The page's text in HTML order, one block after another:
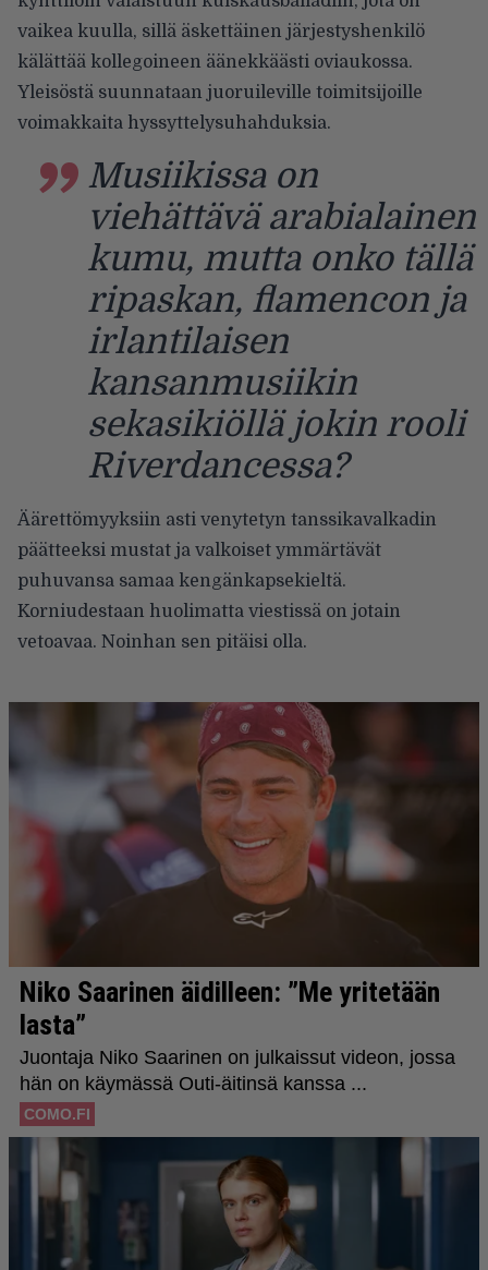
vaikea kuulla, sillä äskettäinen järjestyshenkilö
kälättää kollegoineen äänekkäästi oviaukossa.
Yleisöstä suunnataan juoruileville toimitsijoille
voimakkaita hyssyttelysuhahduksia.
Musiikissa on
viehättävä arabialainen
kumu, mutta onko tällä
ripaskan, flamencon ja
irlantilaisen
kansanmusiikin
sekasikiöllä jokin rooli
Riverdancessa?
Äärettömyyksiin asti venytetyn tanssikavalkadin
päätteeksi mustat ja valkoiset ymmärtävät
puhuvansa samaa kengänkapsekieltä.
Korniudestaan huolimatta viestissä on jotain
vetoavaa. Noinhan sen pitäisi olla.